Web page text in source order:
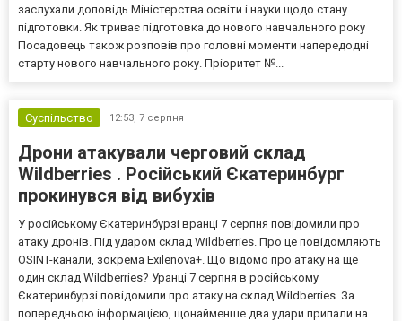
заслухали доповідь Міністерства освіти і науки щодо стану
підготовки. Як триває підготовка до нового навчального року
Посадовець також розповів про головні моменти напередодні
старту нового навчального року. Пріоритет №...
Суспільство 12:53, 7 серпня
Дрони атакували черговий склад
Wildberries . Російський Єкатеринбург
прокинувся від вибухів
У російському Єкатеринбурзі вранці 7 серпня повідомили про
атаку дронів. Під ударом склад Wildberries. Про це повідомляють
OSINT-канали, зокрема Exilenova+. Що відомо про атаку на ще
один склад Wildberries? Уранці 7 серпня в російському
Єкатеринбурзі повідомили про атаку на склад Wildberries. За
попередньою інформацією, щонайменше два удари припали на